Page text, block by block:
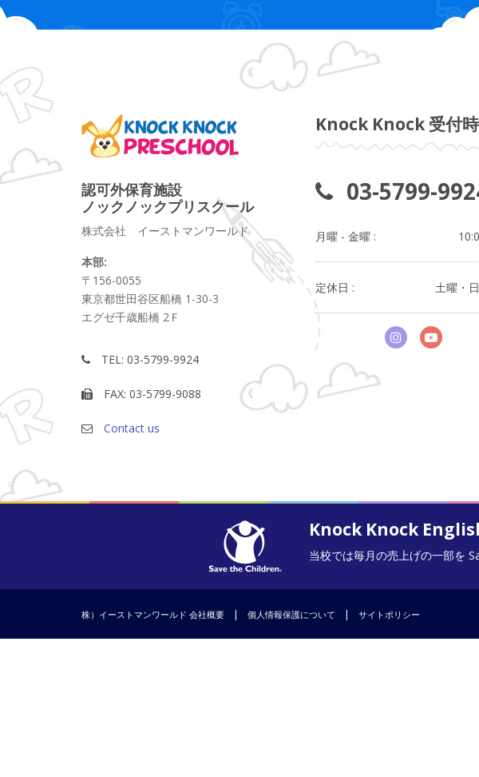
認可外保育施設
ノックノックプリスクール
株式会社 イーストマンワールド
本部:
〒156-0055
東京都世田谷区船橋 1-30-3
エグゼ千歳船橋 2Ｆ
TEL: 03-5799-9924
FAX: 03-5799-9088
Contact us
Knock Knock 受付
03-5799-
月曜 - 金曜 :
定休日 : 土曜・
Knock Knock
当校では毎月の売上げの一部を
株）イーストマンワールド 会社概要 | 個人情報保護について | サイトポリシー